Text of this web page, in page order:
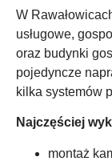
W
usługowe,
oraz budynki
pojedyncze
kilka systemów
Najczęściej
montaż